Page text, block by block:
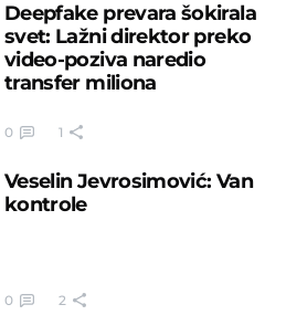
Deepfake prevara šokirala
svet: Lažni direktor preko
video-poziva naredio
transfer miliona
0 1
Veselin Jevrosimović: Van
kontrole
0 2